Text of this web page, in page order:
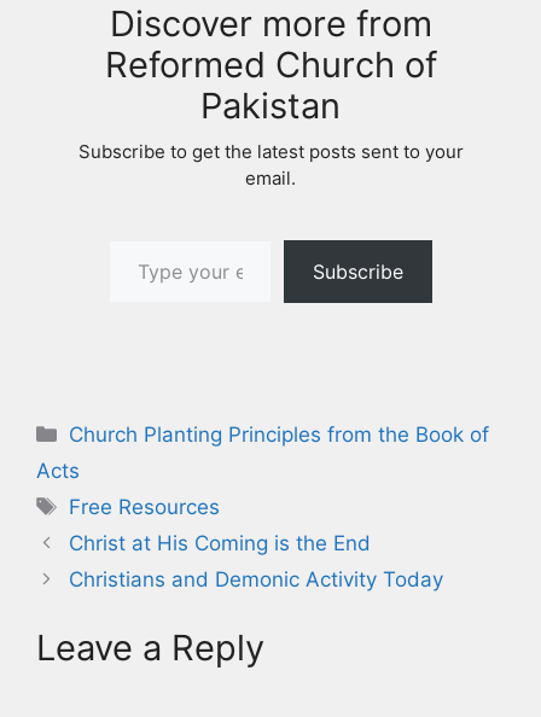
Discover more from
Reformed Church of
Pakistan
Subscribe to get the latest posts sent to your
email.
Subscribe
Categories
Church Planting Principles from the Book of
Acts
Tags
Free Resources
Christ at His Coming is the End
Christians and Demonic Activity Today
Leave a Reply